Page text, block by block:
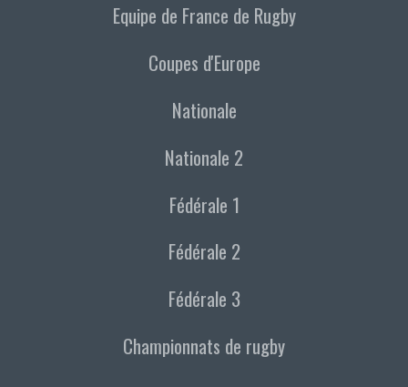
Equipe de France de Rugby
Coupes d'Europe
Nationale
Nationale 2
Fédérale 1
Fédérale 2
Fédérale 3
Championnats de rugby